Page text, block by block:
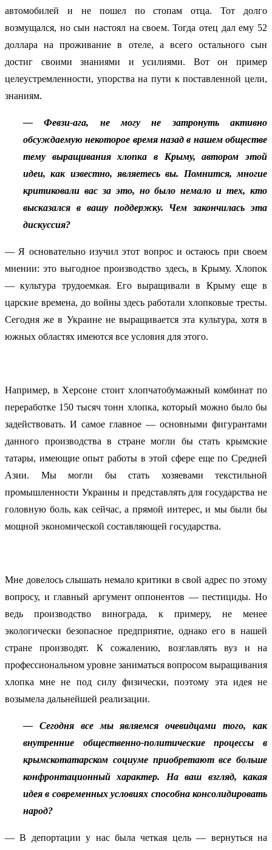
автомобилей и не пошел по стопам отца. Тот долго
возмущался, но сын настоял на своем. Тогда отец дал ему 52
доллара на проживание в отеле, а всего остального сын
достиг своими знаниями и усилиями. Вот он пример
целеустремленности, упорства на пути к поставленной цели,
знаниям.
— Февзи-ага, не могу не затронуть активно
обсуждаемую некоторое время назад в нашем обществе
тему выращивания хлопка в Крыму, автором этой
идеи, как известно, являетесь вы. Помнится, многие
критиковали вас за это, но было немало и тех, кто
высказался в вашу поддержку. Чем закончилась эта
дискуссия?
— Я основательно изучил этот вопрос и остаюсь при своем
мнении: это выгодное производство здесь, в Крыму. Хлопок
— культура трудоемкая. Его выращивали в Крыму еще в
царские времена, до войны здесь работали хлопковые тресты.
Сегодня же в Украине не выращивается эта культура, хотя в
южных областях имеются все условия для этого.
Например, в Херсоне стоит хлопчатобумажный комбинат по
переработке 150 тысяч тонн хлопка, который можно было бы
задействовать. И самое главное — основными фигурантами
данного производства в стране могли бы стать крымские
татары, имеющие опыт работы в этой сфере еще по Средней
Азии. Мы могли бы стать хозяевами текстильной
промышленности Украины и представлять для государства не
головную боль, как сейчас, а прямой интерес, и мы были бы
мощной экономической составляющей государства.
Мне довелось слышать немало критики в свой адрес по этому
вопросу, и главный аргумент оппонентов — пестициды. Но
ведь производство винограда, к примеру, не менее
экологически безопасное предприятие, однако его в нашей
стране производят. К сожалению, возглавлять вуз и на
профессиональном уровне заниматься вопросом выращивания
хлопка мне не под силу физически, поэтому эта идея не
возымела дальнейшей реализации.
— Сегодня все мы являемся очевидцами того, как
внутренние общественно-политические процессы в
крымскотатарском социуме приобретают все больше
конфронтационный характер. На ваш взгляд, какая
идея в современных условиях способна консолидировать
народ?
— В депортации у нас была четкая цель — вернуться на